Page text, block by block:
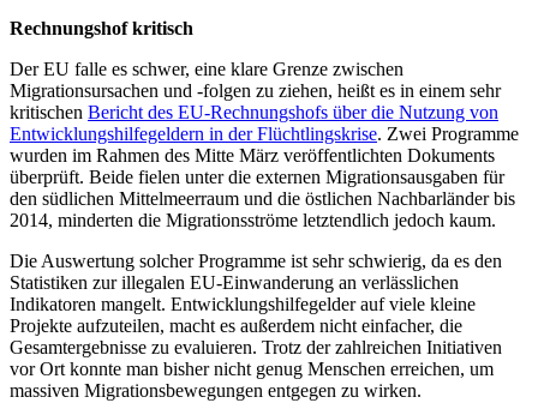
Rechnungshof kritisch
Der EU falle es schwer, eine klare Grenze zwischen
Migrationsursachen und -folgen zu ziehen, heißt es in einem sehr
kritischen Bericht des EU-Rechnungshofs über die Nutzung von
Entwicklungshilfegeldern in der Flüchtlingskrise. Zwei Programme
wurden im Rahmen des Mitte März veröffentlichten Dokuments
überprüft. Beide fielen unter die externen Migrationsausgaben für
den südlichen Mittelmeerraum und die östlichen Nachbarländer bis
2014, minderten die Migrationsströme letztendlich jedoch kaum.
Die Auswertung solcher Programme ist sehr schwierig, da es den
Statistiken zur illegalen EU-Einwanderung an verlässlichen
Indikatoren mangelt. Entwicklungshilfegelder auf viele kleine
Projekte aufzuteilen, macht es außerdem nicht einfacher, die
Gesamtergebnisse zu evaluieren. Trotz der zahlreichen Initiativen
vor Ort konnte man bisher nicht genug Menschen erreichen, um
massiven Migrationsbewegungen entgegen zu wirken.